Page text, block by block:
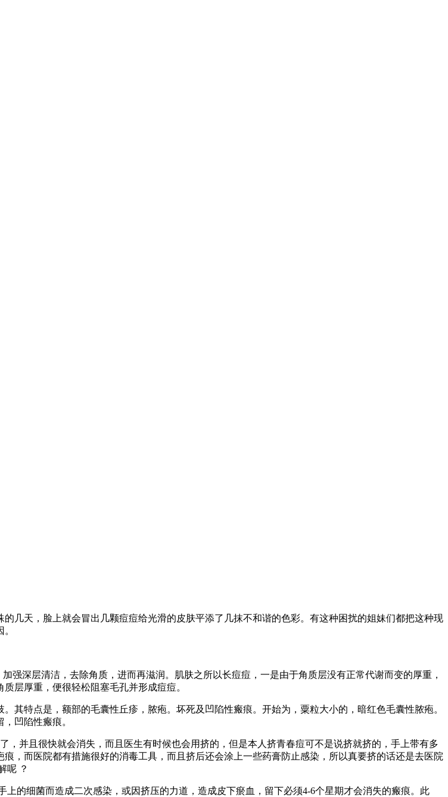
几天，脸上就会冒出几颗痘痘给光滑的皮肤平添了几抹不和谐的色彩。有这种困扰的姐妹们都把这种现
强深层清洁，去除角质，进而再滋润。肌肤之所以长痘痘，一是由于角质层没有正常代谢而变的厚重，
层厚重，便很轻松阻塞毛孔并形成痘痘。
其特点是，额部的毛囊性丘疹，脓疱。坏死及凹陷性瘢痕。开始为，粟粒大小的，暗红色毛囊性脓疱。
凹陷性瘢痕。
并且很快就会消失，而且医生有时候也会用挤的，但是本人挤青春痘可不是说挤就挤的，手上带有多
，而医院都有措施很好的消毒工具，而且挤后还会涂上一些药膏防止感染，所以真要挤的话还是去医院
呢 ？
的细菌而造成二次感染，或因挤压的力道，造成皮下瘀血，留下必须4-6个星期才会消失的瘢痕。此